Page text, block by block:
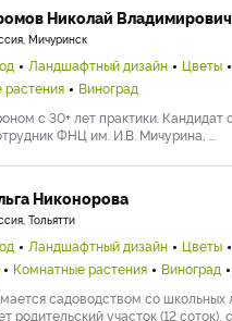
Николай Владимирович
Мичуринск
Ландшафтный дизайн
Цветы
Виноград
с 30+ лет практики. Кандидат
ФНЦ им. И.В. Мичурина, ...
Никонорова
Тольятти
Ландшафтный дизайн Цветы
Комнатные растения Виноград
садоводством со школьных
родительский участок (12 соток),